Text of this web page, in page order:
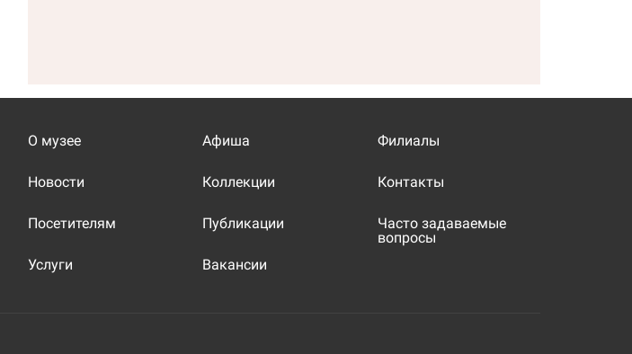
О музее
Новости
Посетителям
Услуги
Афиша
Коллекции
Публикации
Вакансии
Филиалы
Контакты
Часто задаваемые
вопросы